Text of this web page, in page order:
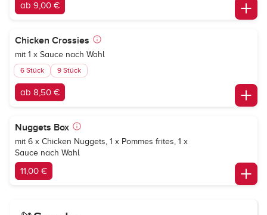
ab 9,00 €
Chicken Crossies
mit 1 x Sauce nach Wahl
6 Stück 9 Stück
ab 8,50 €
Nuggets Box
mit 6 x Chicken Nuggets, 1 x Pommes frites, 1 x
Sauce nach Wahl
11,00 €